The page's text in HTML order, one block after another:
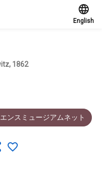
English
1862
ンスミュージアムネット